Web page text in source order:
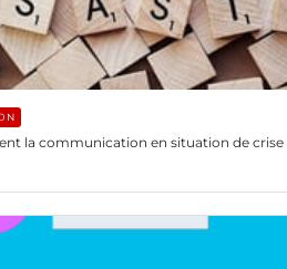
la communication en situation de crise